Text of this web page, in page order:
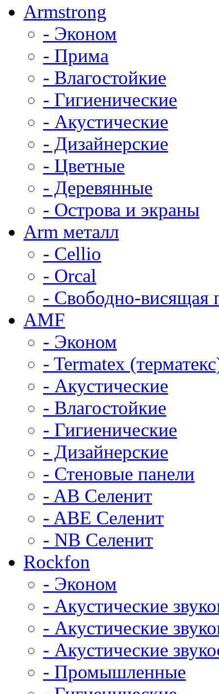
Armstrong
- Эконом
- Прима
- Влагостойкие
- Гигиенические
- Акустические
- Дизайнерские
- Цветные
- Деревянные
- Острова и экраны
Arm металл
- Cellio
- Orcal
- Свободно-висящая
AMF
- Эконом
- Termatex
- Акустические
- Влагостойкие
- Гигиенические
- Дизайнерские
- Стеновые панели
- AB Селенит
- ABE Селенит
- NB Селенит
Rockfon
- Эконом
- Акустические
- Акустические
- Акустические
- Промышленные